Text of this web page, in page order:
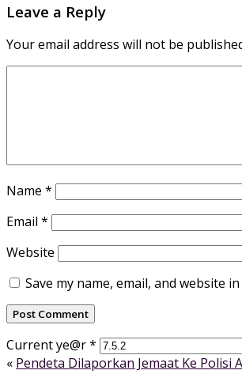
Leave a Reply
Your email address will not be
Name *
Email *
Website
Save my name, email, and website
Current ye@r*
« Pendeta Dilaporkan Jemaat Ke Polisi